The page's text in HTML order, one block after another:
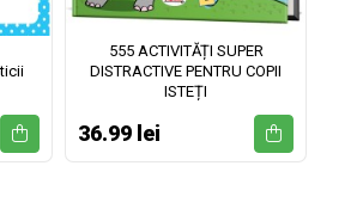
555 ACTIVITĂȚI SUPER
DISTRACTIVE PENTRU COPII
ISTEȚI
36.99 lei